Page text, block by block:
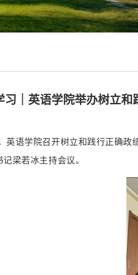
习｜英语学院举办树立
英语学院召开树立和践行正确政
梁若冰主持会议。